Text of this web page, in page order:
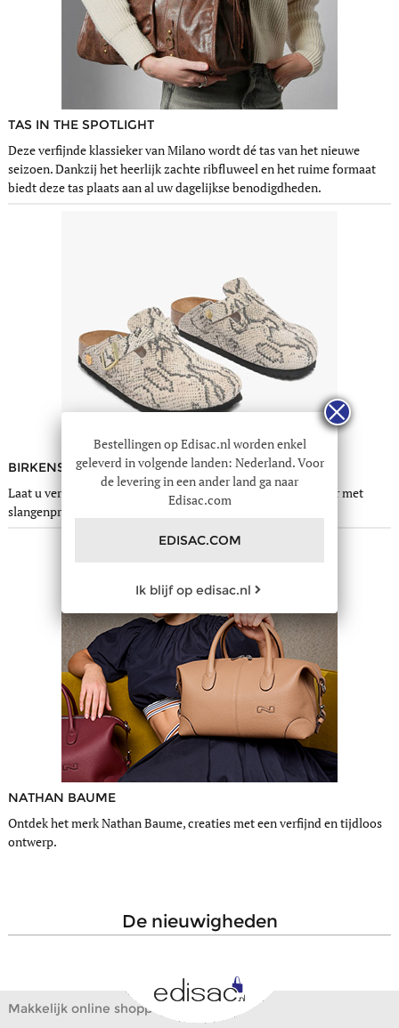
TAS IN THE SPOTLIGHT
Deze verfijnde klassieker van Milano wordt dé tas van het nieuwe
seizoen. Dankzij het heerlijk zachte ribfluweel en het ruime formaat
biedt deze tas plaats aan al uw dagelijkse benodigdheden.
BIRKENSTOCK
Laat u verleiden door de trendy Birkenstock-slippers van leer met
slangenprint, waar u niet meer zonder zult kunnen.
NATHAN BAUME
Ontdek het merk Nathan Baume, creaties met een verfijnd en tijdloos
ontwerp.
de nieuwigheden
Makkelijk online shoppen
Bestellingen op Edisac.nl worden enkel
geleverd in volgende landen: Nederland. Voor
de levering in een ander land ga naar
Edisac.com
EDISAC.COM
Ik blijf op edisac.nl